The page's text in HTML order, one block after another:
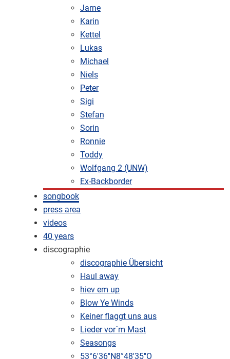
Jarne
Karin
Kettel
Lukas
Michael
Niels
Peter
Sigi
Stefan
Sorin
Ronnie
Toddy
Wolfgang 2 (UNW)
Ex-Backborder
songbook
press area
videos
40 years
discographie
discographie Übersicht
Haul away
hiev em up
Blow Ye Winds
Keiner flaggt uns aus
Lieder vor´m Mast
Seasongs
53°6'36''N8°48'35''O